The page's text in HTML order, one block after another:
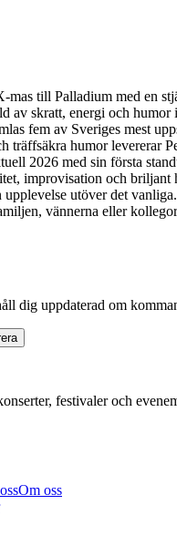
mas till Palladium med en
skratt, energi och humor
fem av Sveriges mest
träffsäkra humor levererar
2026 med sin första
improvisation och
utöver det
vännerna eller
dig uppdaterad om
festivaler och
Om oss